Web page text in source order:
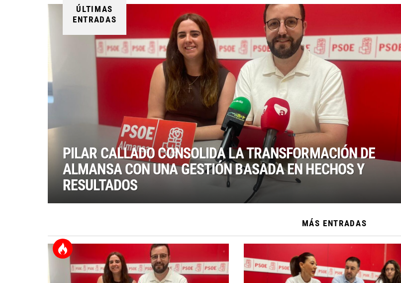
ÚLTIMAS
ENTRADAS
PILAR CALLADO CONSOLIDA LA TRANSFORMACIÓN DE
ALMANSA CON UNA GESTIÓN BASADA EN HECHOS Y
RESULTADOS
MÁS ENTRADAS